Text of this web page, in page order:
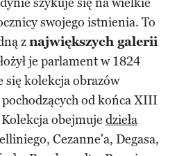
swojego istnienia. To
znajwiększych galerii
je parlament w 1824
kolekcja obrazów
od końca XIII
obejmuje dzieła
Cezanne'a, Degasa,